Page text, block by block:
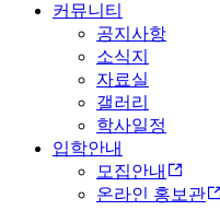
커뮤니티
공지사항
소식지
자료실
갤러리
학사일정
입학안내
모집안내
온라인 홍보관